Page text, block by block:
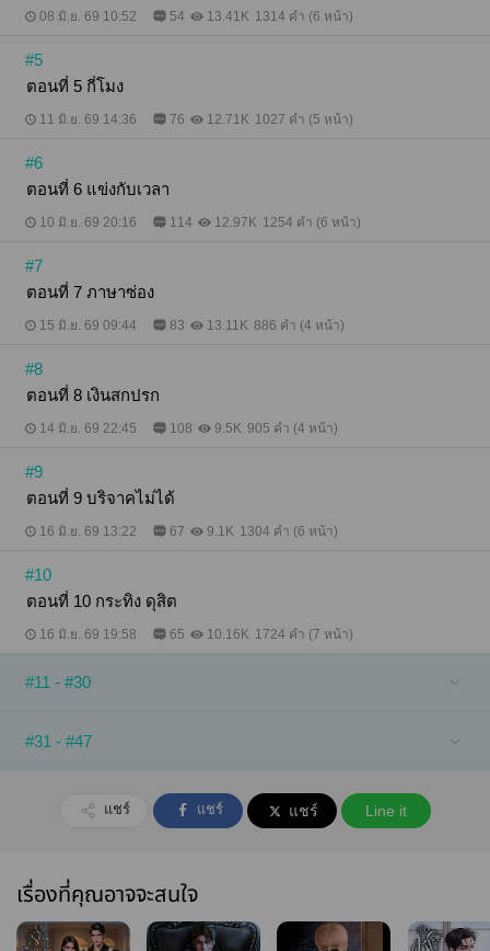
08 มิ.ย. 69 10:52 54 13.41K 1314 คำ (6 หน้า)
#5
ตอนที่ 5 กี่โมง
11 มิ.ย. 69 14:36 76 12.71K 1027 คำ (5 หน้า)
#6
ตอนที่ 6 แข่งกับเวลา
10 มิ.ย. 69 20:16 114 12.97K 1254 คำ (6 หน้า)
#7
ตอนที่ 7 ภาษาซ่อง
15 มิ.ย. 69 09:44 83 13.11K 886 คำ (4 หน้า)
#8
ตอนที่ 8 เงินสกปรก
14 มิ.ย. 69 22:45 108 9.5K 905 คำ (4 หน้า)
#9
ตอนที่ 9 บริจาคไม่ได้
16 มิ.ย. 69 13:22 67 9.1K 1304 คำ (6 หน้า)
#10
ตอนที่ 10 กระทิง ดุสิต
16 มิ.ย. 69 19:58 65 10.16K 1724 คำ (7 หน้า)
#11 - #30
#31 - #47
แชร์ แชร์ แชร์ Line it
เรื่องที่คุณอาจจะสนใจ